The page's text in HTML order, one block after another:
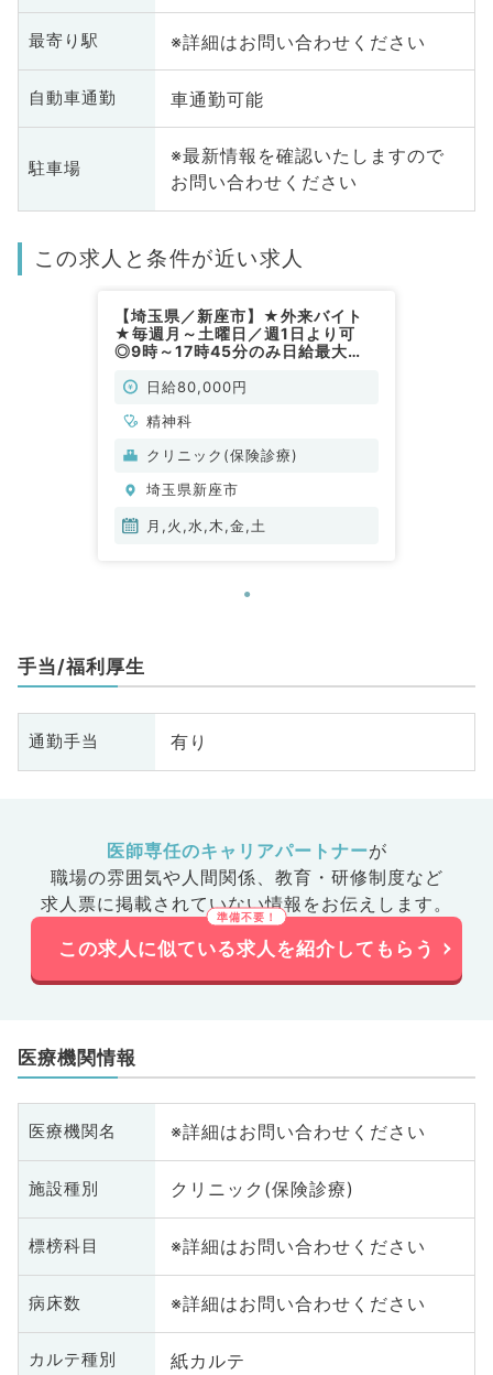
最寄り駅 ※詳細はお問い合わせください
自動車通勤 車通勤可能
駐車場
※最新情報を確認いたしますので
お問い合わせください
この求人と条件が近い求人
【埼玉県／新座市】★外来バイト
★毎週月～土曜日／週1日より可
◎9時～17時45分のみ日給最大
日給80,000円
精神科
クリニック(保険診療)
埼玉県新座市
月,火,水,木,金,土
手当/福利厚生
通勤手当 有り
医師専任のキャリアパートナーが
職場の雰囲気や人間関係、 教育・研修制度など
求人票に掲載されていない情報をお伝えします。
この求人に似ている求人を紹介してもらう
医療機関情報
医療機関名 ※詳細はお問い合わせください
施設種別 クリニック(保険診療)
標榜科目 ※詳細はお問い合わせください
病床数 ※詳細はお問い合わせください
カルテ種別 紙カルテ